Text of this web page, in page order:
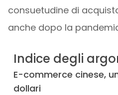
consuetudine di
anche dopo la
Indice degli
E-commerce cinese,
dollari